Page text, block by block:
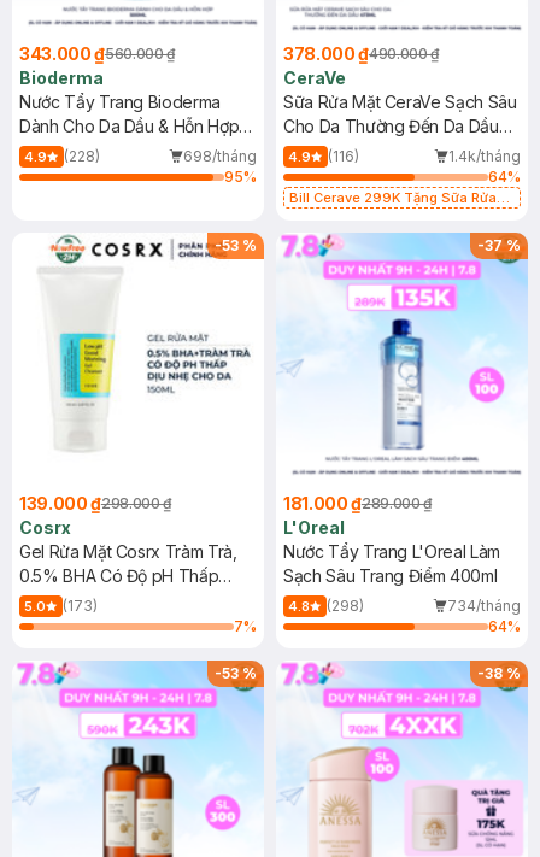
343.000 ₫560.000 ₫
Bioderma
Nước Tẩy Trang Bioderma
Dành Cho Da Dầu & Hỗn Hợp
500ml
4.9 (228)
698/tháng
95%
378.000 ₫490.000 ₫
CeraVe
Sữa Rửa Mặt CeraVe Sạch Sâu
Cho Da Thường Đến Da Dầu
473ml
4.9 (116)
1.4k/tháng
64%
Bill Cerave 299K Tặng Sữa Rửa
-53 %
139.000 ₫298.000 ₫
Cosrx
Gel Rửa Mặt Cosrx Tràm Trà,
0.5% BHA Có Độ pH Thấp
150ml
5.0
(173)
7%
-37%
181.000 ₫289.000 ₫
L'Oreal
Nước Tẩy Trang L'Oreal Làm
Sạch Sâu Trang Điểm 400ml
4.8 (298)
734/tháng
64%
-53% -38%